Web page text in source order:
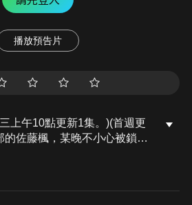
播放預告片
上午10點更新1集。)(首週更
的佐藤楓，某晚不小心被鎖在
陽差地來到鹽谷的家中。然而